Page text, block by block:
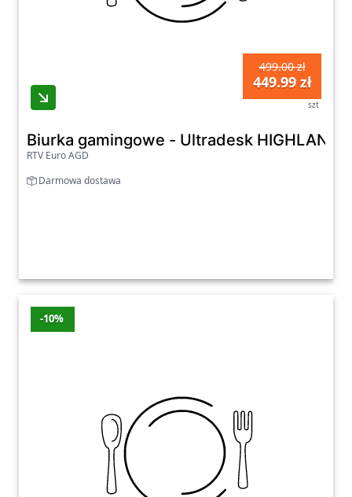
499.00 zł
449.99 zł
szt
Biurka gamingowe - Ultradesk
RTV Euro AGD
Darmowa dostawa
-10%